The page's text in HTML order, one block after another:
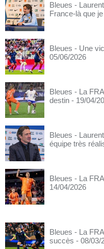
Bleues -
France-là que
Bleues - Une
05/06/2026
Bleues - La
destin - 19/04/
Bleues -
équipe très
Bleues - La
14/04/2026
Bleues - La
succès - 08/03/